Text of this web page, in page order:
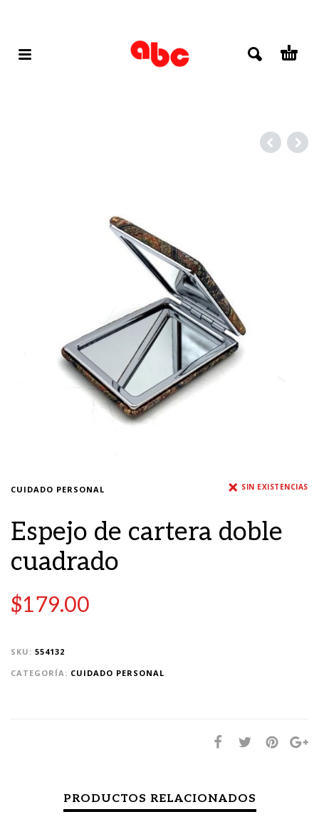
CUIDADO PERSONAL SIN EXISTENCIAS
Espejo de cartera doble
cuadrado
$179.00
SKU: 554132
CATEGORÍA: CUIDADO PERSONAL
PRODUCTOS RELACIONADOS